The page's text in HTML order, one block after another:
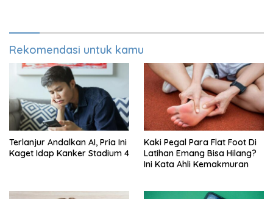
Rekomendasi untuk kamu
Terlanjur Andalkan AI, Pria Ini
Kaget Idap Kanker Stadium 4
Kaki Pegal Para Flat Foot Di
Latihan Emang Bisa Hilang?
Ini Kata Ahli Kemakmuran